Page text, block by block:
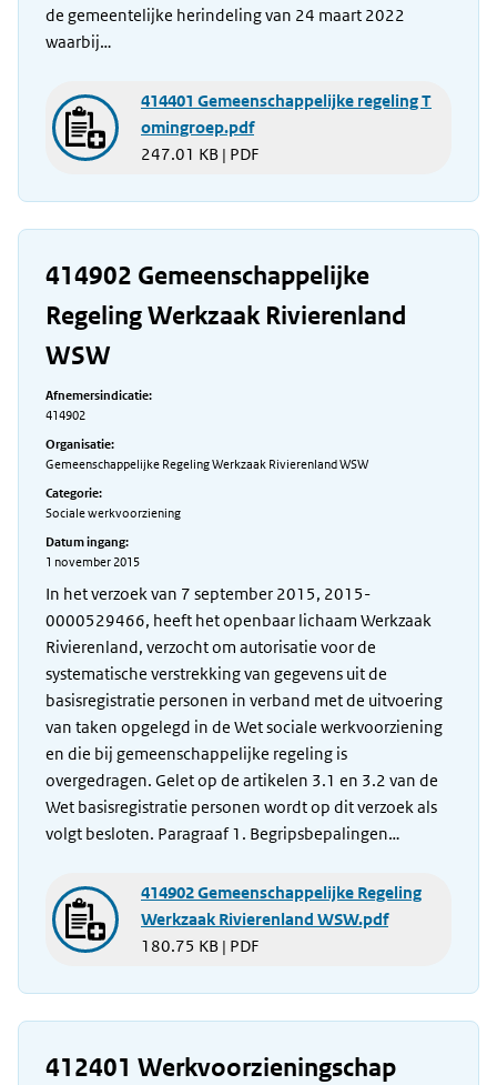
de gemeentelijke herindeling van 24 maart 2022
waarbij…
414401 Gemeenschappelijke regeling T
omingroep.pdf
247.01 KB | PDF
414902 Gemeenschappelijke
Regeling Werkzaak Rivierenland
WSW
Afnemersindicatie:
414902
Organisatie:
Gemeenschappelijke Regeling Werkzaak Rivierenland WSW
Categorie:
Sociale werkvoorziening
Datum ingang:
1 november 2015
In het verzoek van 7 september 2015, 2015-
0000529466, heeft het openbaar lichaam Werkzaak
Rivierenland, verzocht om autorisatie voor de
systematische verstrekking van gegevens uit de
basisregistratie personen in verband met de uitvoering
van taken opgelegd in de Wet sociale werkvoorziening
en die bij gemeenschappelijke regeling is
overgedragen. Gelet op de artikelen 3.1 en 3.2 van de
Wet basisregistratie personen wordt op dit verzoek als
volgt besloten. Paragraaf 1. Begripsbepalingen…
414902 Gemeenschappelijke Regeling
Werkzaak Rivierenland WSW.pdf
180.75 KB | PDF
412401 Werkvoorzieningschap